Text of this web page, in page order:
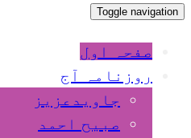
Toggle navigation
صفحہ اول
روزنامہ آج
جاویدعزیز
صبیح احمد